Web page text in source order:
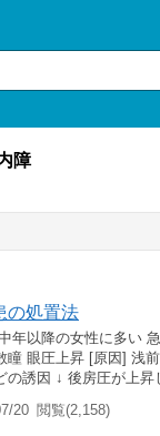
障
の処置法
年以降の女性に多い
瞳 眼圧上昇 [原因] 浅
の誘因 ↓ 後房圧が上昇
20 閲覧(2,158)